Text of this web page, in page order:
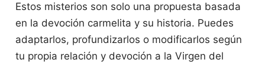
Estos misterios son solo una propuesta basada
en la devoción carmelita y su historia. Puedes
adaptarlos, profundizarlos o modificarlos según
tu propia relación y devoción a la Virgen del